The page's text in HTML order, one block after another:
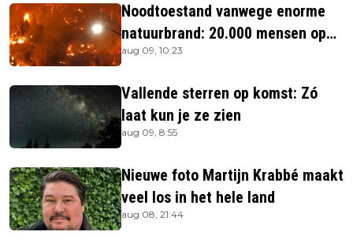
Noodtoestand vanwege enorme
natuurbrand: 20.000 mensen op
de vlucht
aug 09, 10:23
Vallende sterren op komst: Zó
laat kun je ze zien
aug 09, 8:55
Nieuwe foto Martijn Krabbé maakt
veel los in het hele land
aug 08, 21:44